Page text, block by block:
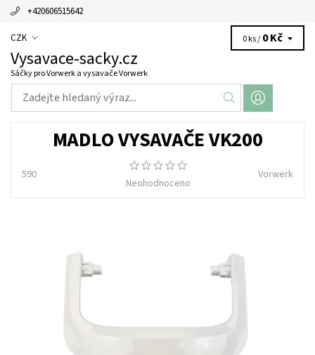
+420606515642
CZK
Vysavace-sacky.cz
Sáčky pro Vorwerk a vysavače Vorwerk
0 ks / 0 Kč
MADLO VYSAVAČE VK200
590
Neohodnoceno
Vorwerk